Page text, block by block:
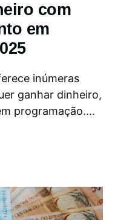
com
em
inúmeras
ganhar dinheiro,
programação....